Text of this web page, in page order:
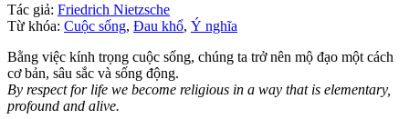
Tác giả: Friedrich Nietzsche
Từ khóa: Cuộc sống, Đau khổ, Ý nghĩa
Bằng việc kính trọng cuộc sống, chúng ta trở nên mộ đạo một cách
cơ bản, sâu sắc và sống động.
By respect for life we become religious in a way that is elementary,
profound and alive.